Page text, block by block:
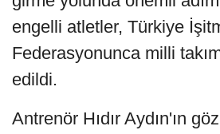
engelli atletler, Türkiye
Federasyonunca milli
edildi.
Antrenör Hıdır Aydın'ın